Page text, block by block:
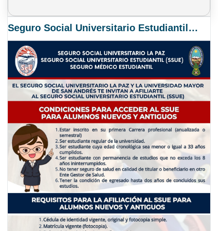
Seguro Social Universitario Estudiantil SSUE